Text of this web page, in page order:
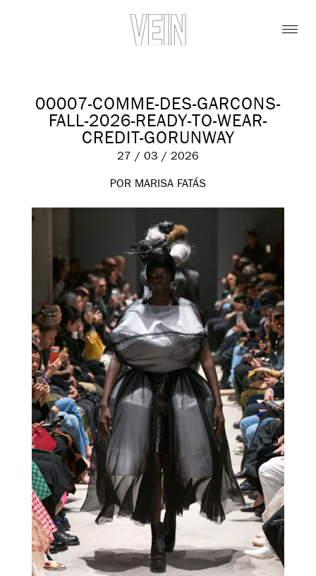
00007-COMME-DES-GARCONS-
FALL-2026-READY-TO-WEAR-
CREDIT-GORUNWAY
27 / 03 / 2026
POR MARISA FATÁS